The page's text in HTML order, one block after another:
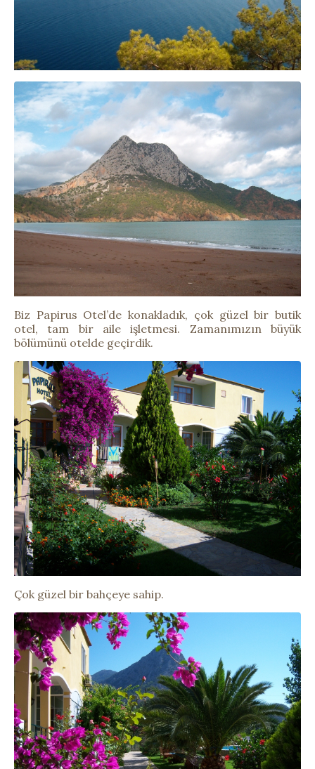
Biz Papirus Otel’de konakladık, çok güzel bir butik
otel, tam bir aile işletmesi. Zamanımızın büyük
bölümünü otelde geçirdik.
Çok güzel bir bahçeye sahip.